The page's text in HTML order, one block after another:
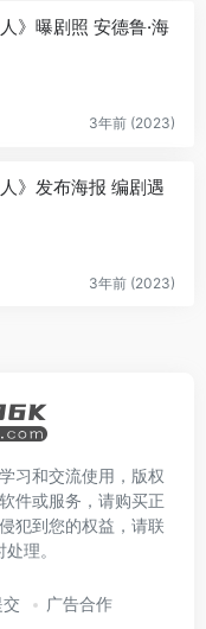
》曝剧照 安德鲁·海
3年前 (2023)
》发布海报 编剧遇
3年前 (2023)
习和交流使用，版权
件或服务，请购买正
犯到您的权益，请联
理。
广告合作